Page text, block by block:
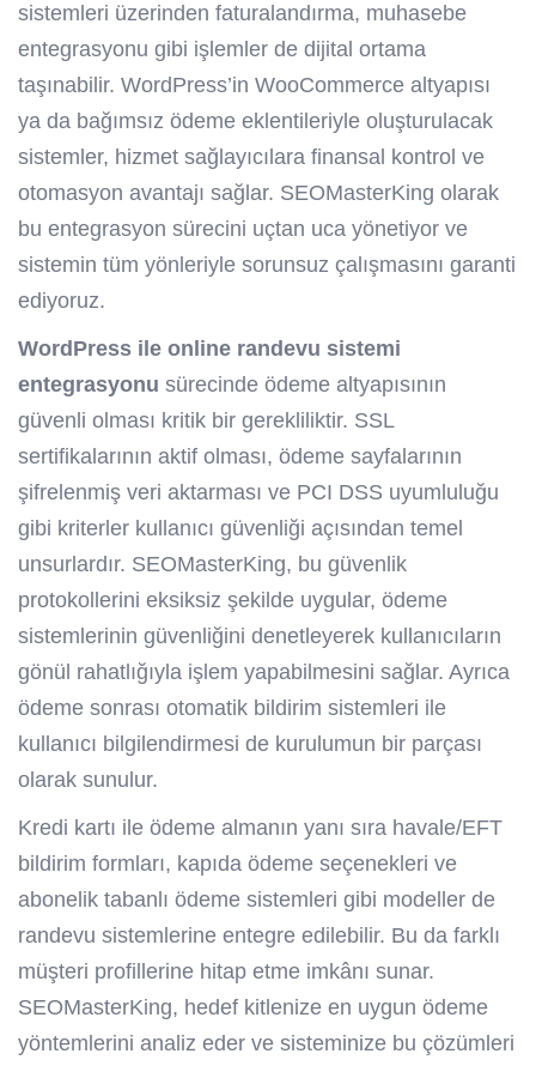
sistemleri üzerinden faturalandırma, muhasebe
entegrasyonu gibi işlemler de dijital ortama
taşınabilir. WordPress’in WooCommerce altyapısı
ya da bağımsız ödeme eklentileriyle oluşturulacak
sistemler, hizmet sağlayıcılara finansal kontrol ve
otomasyon avantajı sağlar. SEOMasterKing olarak
bu entegrasyon sürecini uçtan uca yönetiyor ve
sistemin tüm yönleriyle sorunsuz çalışmasını garanti
ediyoruz.
WordPress ile online randevu sistemi
entegrasyonu sürecinde ödeme altyapısının
güvenli olması kritik bir gerekliliktir. SSL
sertifikalarının aktif olması, ödeme sayfalarının
şifrelenmiş veri aktarması ve PCI DSS uyumluluğu
gibi kriterler kullanıcı güvenliği açısından temel
unsurlardır. SEOMasterKing, bu güvenlik
protokollerini eksiksiz şekilde uygular, ödeme
sistemlerinin güvenliğini denetleyerek kullanıcıların
gönül rahatlığıyla işlem yapabilmesini sağlar. Ayrıca
ödeme sonrası otomatik bildirim sistemleri ile
kullanıcı bilgilendirmesi de kurulumun bir parçası
olarak sunulur.
Kredi kartı ile ödeme almanın yanı sıra havale/EFT
bildirim formları, kapıda ödeme seçenekleri ve
abonelik tabanlı ödeme sistemleri gibi modeller de
randevu sistemlerine entegre edilebilir. Bu da farklı
müşteri profillerine hitap etme imkânı sunar.
SEOMasterKing, hedef kitlenize en uygun ödeme
yöntemlerini analiz eder ve sisteminize bu çözümleri